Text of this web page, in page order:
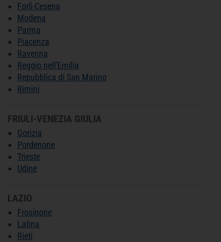
Forlì-Cesena
Modena
Parma
Piacenza
Ravenna
Reggio nell'Emilia
Repubblica di San Marino
Rimini
FRIULI-VENEZIA GIULIA
Gorizia
Pordenone
Trieste
Udine
LAZIO
Frosinone
Latina
Rieti